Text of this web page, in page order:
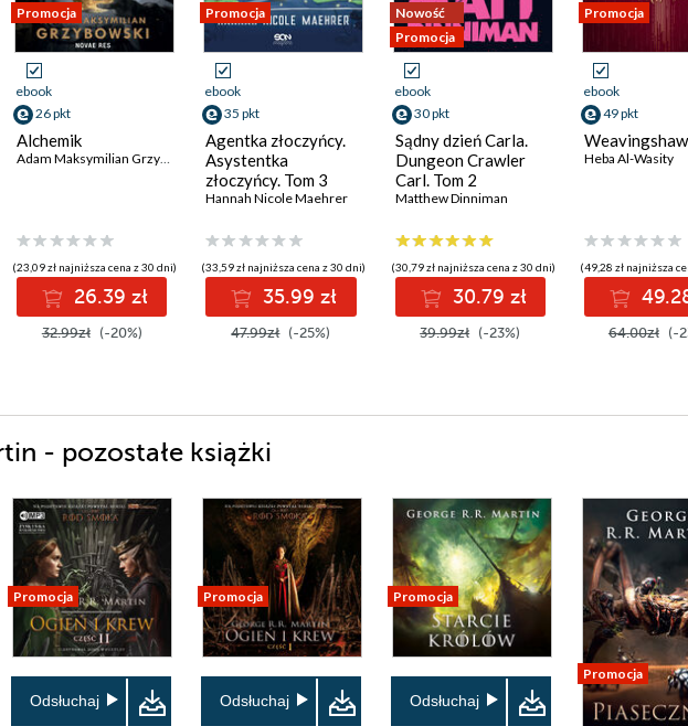
Promocja
ebook
26 pkt
Alchemik
Adam Maksymilian Grzybowski
(23,09 zł najniższa cena z 30 dni)
26.39 zł
32.99zł (-20%)
Promocja
ebook
35 pkt
Agentka złoczyńcy.
Asystentka
złoczyńcy. Tom 3
Hannah Nicole Maehrer
(33,59 zł najniższa cena z 30 dni)
35.99 zł
47.99zł (-25%)
Nowość
Promocja
ebook
30 pkt
Sądny dzień Carla.
Dungeon Crawler
Carl. Tom 2
Matthew Dinniman
(30,79 zł najniższa cena z 30 dni)
30.79 zł
39.99zł (-23%)
Promocja
ebook
49 pkt
Weavingshaw
Heba Al-Wasity
(49,28 zł najniższa
64.00zł (-
- pozostałe książki
Promocja
Odsłuchaj
Promocja
Odsłuchaj
Promocja
Odsłuchaj
Promocja